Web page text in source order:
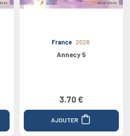
France 2026
Annecy 5
3.70 €
AJOUTER